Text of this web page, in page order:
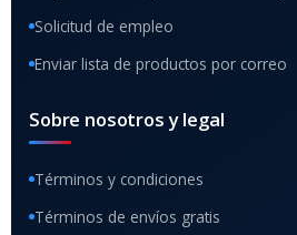
Solicitud de empleo
Enviar lista de productos por correo
Sobre nosotros y legal
Términos y condiciones
Términos de envíos gratis